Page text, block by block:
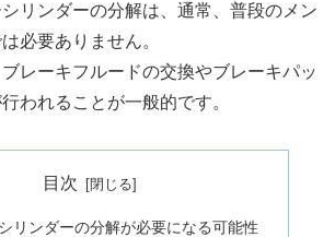
リンダーの分解は、通常、普段のメン
必要ありません。
レーキフルードの交換やブレーキパッ
われることが一般的です。
目次
リンダーの分解が必要になる可能性